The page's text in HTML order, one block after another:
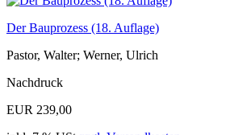
Der Bauprozess (18. Auflage)
Pastor, Walter; Werner, Ulrich
Nachdruck
EUR 239,00